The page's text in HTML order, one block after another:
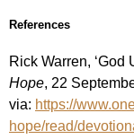
References
Rick Warren, ‘God
Hope, 22
via: https://
hope/read/